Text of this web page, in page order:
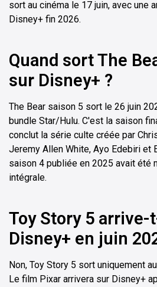
sort au cinéma le 17 juin, avec une
Disney+ fin 2026.
Quand sort The
sur Disney+ ?
The Bear saison 5 sort le 26 juin
bundle Star/Hulu. C'est la saison
conclut la série culte créée par
Jeremy Allen White, Ayo Edebiri et
saison 4 publiée en 2025 avait été
intégrale.
Toy Story 5
Disney+ en juin
Non, Toy Story 5 sort uniquement
Le film Pixar arrivera sur Disney+